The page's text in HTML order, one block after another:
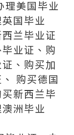
理美国毕业
国毕业
兰毕业证
业证、购
、购买加
购买德国
新西兰毕
洲毕业